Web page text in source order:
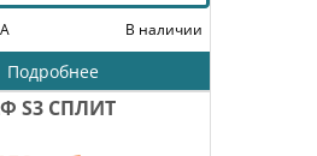
В наличии
Подробнее
S3 СПЛИТ